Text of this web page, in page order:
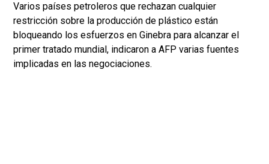
Varios países petroleros que rechazan cualquier
restricción sobre la producción de plástico están
bloqueando los esfuerzos en Ginebra para alcanzar el
primer tratado mundial, indicaron a AFP varias fuentes
implicadas en las negociaciones.